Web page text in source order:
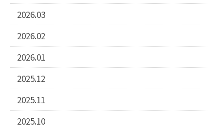
2026.03
2026.02
2026.01
2025.12
2025.11
2025.10